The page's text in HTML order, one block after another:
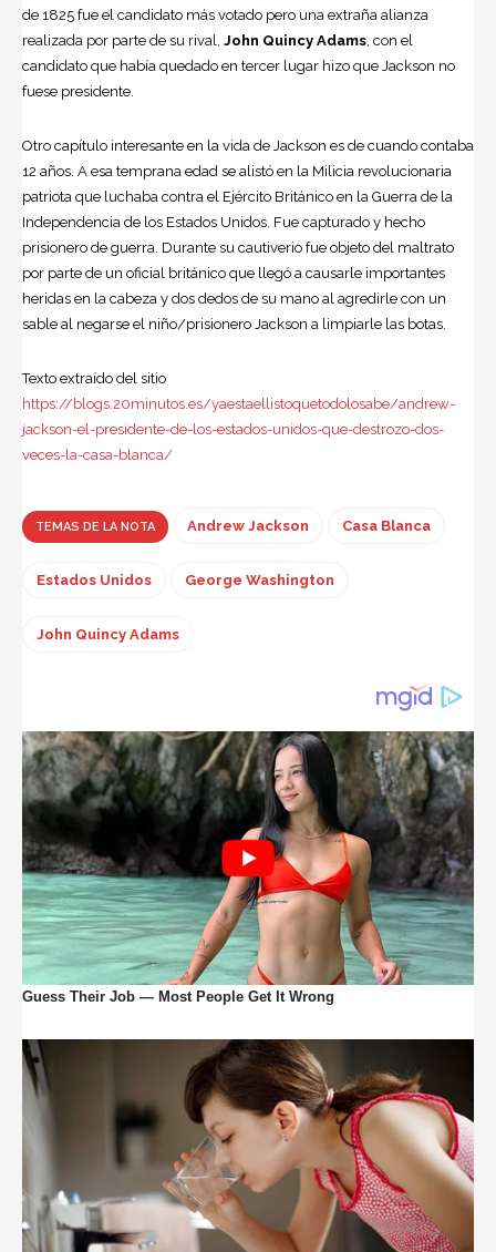
de 1825 fue el candidato más votado pero una extraña alianza
realizada por parte de su rival, John Quincy Adams, con el
candidato que había quedado en tercer lugar hizo que Jackson no
fuese presidente.
Otro capítulo interesante en la vida de Jackson es de cuando contaba
12 años. A esa temprana edad se alistó en la Milicia revolucionaria
patriota que luchaba contra el Ejército Británico en la Guerra de la
Independencia de los Estados Unidos. Fue capturado y hecho
prisionero de guerra. Durante su cautiverio fue objeto del maltrato
por parte de un oficial británico que llegó a causarle importantes
heridas en la cabeza y dos dedos de su mano al agredirle con un
sable al negarse el niño/prisionero Jackson a limpiarle las botas.
Texto extraído del sitio
https://blogs.20minutos.es/yaestaellistoquetodolosabe/andrew-
jackson-el-presidente-de-los-estados-unidos-que-destrozo-dos-
veces-la-casa-blanca/
TEMAS DE LA NOTA Andrew Jackson Casa Blanca
Estados Unidos George Washington
John Quincy Adams